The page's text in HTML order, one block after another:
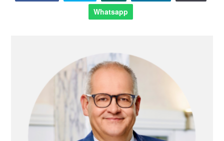
Whatsapp